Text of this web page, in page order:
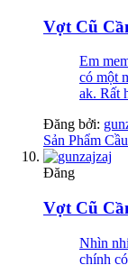
Vợt Cũ
Em
có một
ak. Rất
Đăng bởi:
Sản Phẩm
Đăng
Vợt Cũ
Nhìn
chính